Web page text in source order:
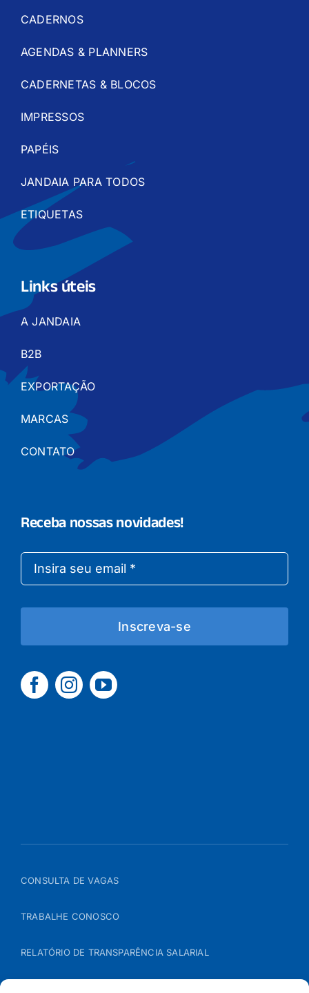
CADERNOS
AGENDAS & PLANNERS
CADERNETAS & BLOCOS
IMPRESSOS
PAPÉIS
JANDAIA PARA TODOS
ETIQUETAS
Links úteis
A JANDAIA
B2B
EXPORTAÇÃO
MARCAS
CONTATO
Receba nossas novidades!
Inscreva-se
CONSULTA DE VAGAS
TRABALHE CONOSCO
RELATÓRIO DE TRANSPARÊNCIA SALARIAL